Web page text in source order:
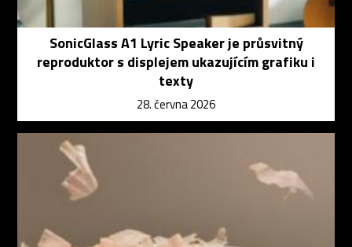
SonicGlass A1 Lyric Speaker je průsvitný
reproduktor s displejem ukazujícím grafiku i
texty
28. června 2026